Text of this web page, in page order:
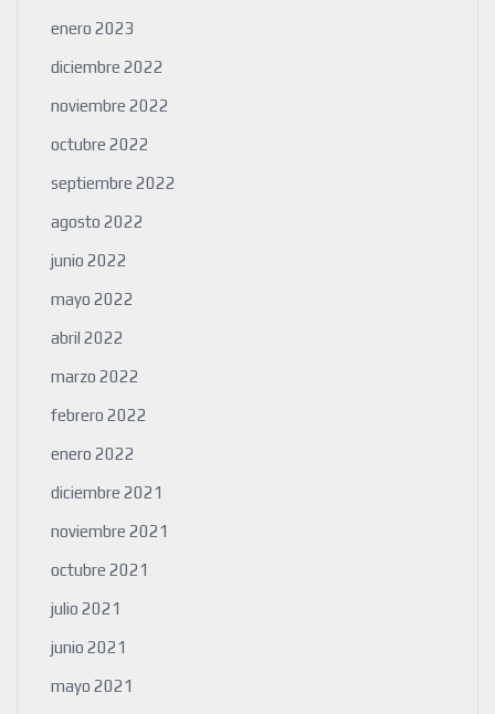
enero 2023
diciembre 2022
noviembre 2022
octubre 2022
septiembre 2022
agosto 2022
junio 2022
mayo 2022
abril 2022
marzo 2022
febrero 2022
enero 2022
diciembre 2021
noviembre 2021
octubre 2021
julio 2021
junio 2021
mayo 2021